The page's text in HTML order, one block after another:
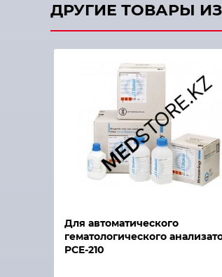
ДРУГИЕ ТОВАРЫ
Для автоматического
гематологического
PCE-210